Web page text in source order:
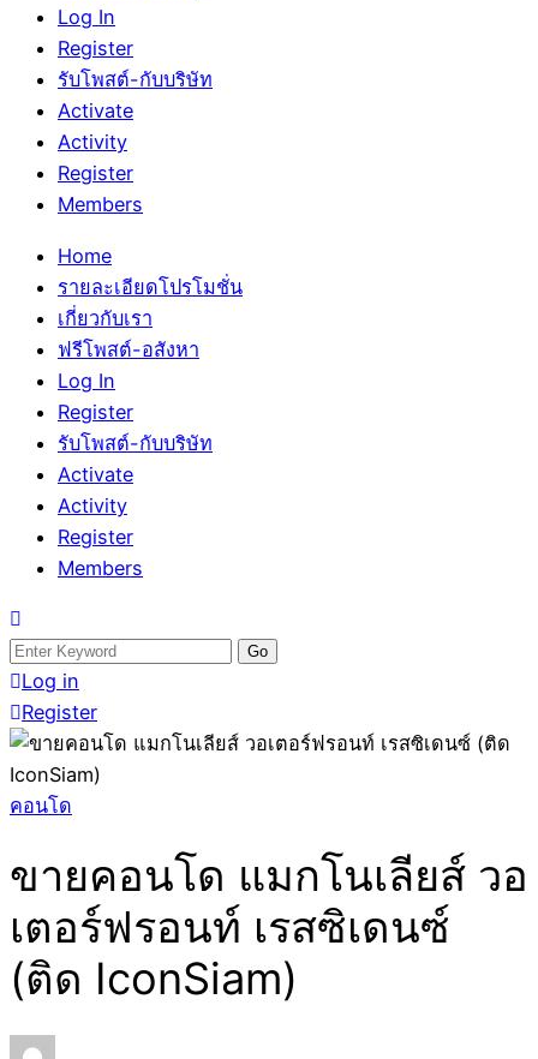
Log In
Register
รับโพสต์-กับบริษัท
Activate
Activity
Register
Members
Home
รายละเอียดโปรโมชั่น
เกี่ยวกับเรา
ฟรีโพสต์-อสังหา
Log In
Register
รับโพสต์-กับบริษัท
Activate
Activity
Register
Members
Search
for:Log in
Register
คอนโด
ขายคอนโด แมกโนเลียส์ วอ
เตอร์ฟรอนท์ เรสซิเดนซ์
(ติด IconSiam)